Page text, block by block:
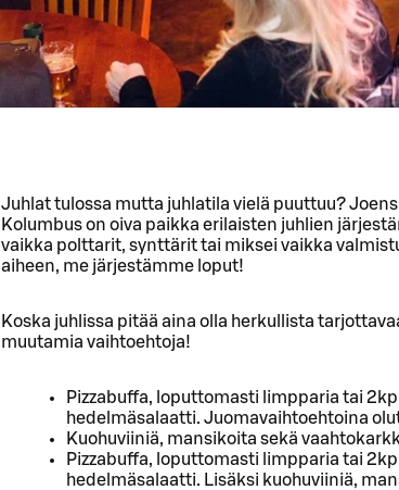
Juhlat tulossa mutta juhlatila vielä puuttuu?
Kolumbus on oiva paikka erilaisten juhlien
vaikka polttarit, synttärit tai miksei vaikka
aiheen, me järjestämme loput!
Koska juhlissa pitää aina olla herkullista
muutamia vaihtoehtoja!
Pizzabuffa, loputtomasti limpparia tai
hedelmäsalaatti. Juomavaihtoehtoina
Kuohuviiniä, mansikoita sekä
Pizzabuffa, loputtomasti limpparia tai
hedelmäsalaatti. Lisäksi kuohuviiniä,